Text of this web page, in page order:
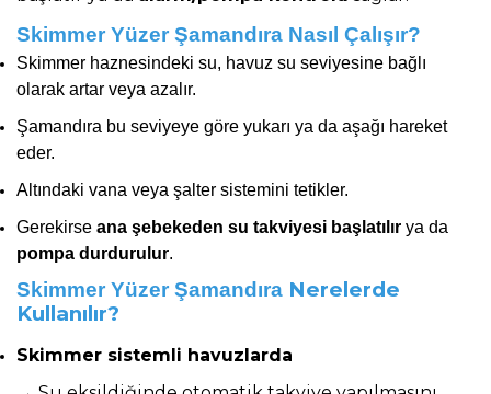
Skimmer Yüzer Şamandıra Nasıl Çalışır?
Skimmer haznesindeki su, havuz su seviyesine bağlı
olarak artar veya azalır.
Şamandıra bu seviyeye göre yukarı ya da aşağı hareket
eder.
Altındaki vana veya şalter sistemini tetikler.
Gerekirse ana şebekeden su takviyesi başlatılır ya da
pompa durdurulur.
Skimmer Yüzer Şamandıra Nerelerde
Kullanılır?
Skimmer sistemli havuzlarda